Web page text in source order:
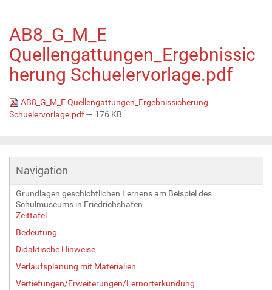
AB8_G_M_E
Quellengattungen_Ergebnissic
herung Schuelervorlage.pdf
AB8_G_M_E Quellengattungen_Ergebnissicherung
Schuelervorlage.pdf— 176 KB
Navigation
Grundlagen geschichtlichen Lernens am Beispiel des
Schulmuseums in Friedrichshafen
Zeittafel
Bedeutung
Didaktische Hinweise
Verlaufsplanung mit Materialien
Vertiefungen/Erweiterungen/Lernorterkundung